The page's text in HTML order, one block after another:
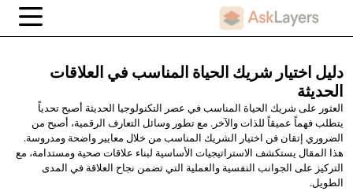
دليل اختيار شريك الحياة المناسب في العلاقات
الحديثة
العثور على شريك الحياة المناسب في عصر التكنولوجيا الحديثة أصبح تحدياً
يتطلب فهماً عميقاً للذات والآخر. مع تطور وسائل التعارف الرقمية، أصبح من
الضروري إتقان فن اختيار الشريك المناسب من خلال معايير واضحة ومدروسة.
هذا المقال يستكشف الاستراتيجيات الأساسية لبناء علاقات صحية ومستدامة، مع
التركيز على الجوانب النفسية والعملية التي تضمن نجاح العلاقة في المدى
الطويل.